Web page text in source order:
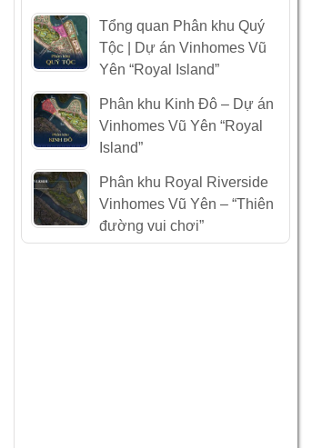
Tổng quan Phân khu Quý
Tộc | Dự án Vinhomes Vũ
Yên “Royal Island”
Phân khu Kinh Đô – Dự án
Vinhomes Vũ Yên “Royal
Island”
Phân khu Royal Riverside
Vinhomes Vũ Yên – “Thiên
đường vui chơi”